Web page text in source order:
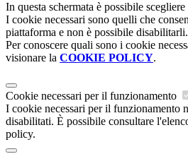
In questa schermata è possibile
I cookie necessari sono quelli che
piattaforma e non è possibile disabilitarli.
Per conoscere quali sono i cookie
visionare la COOKIE POLICY.
Cookie necessari per il funzionamento
I cookie necessari per il funzionamento
disabilitati. È possibile consultare
policy.